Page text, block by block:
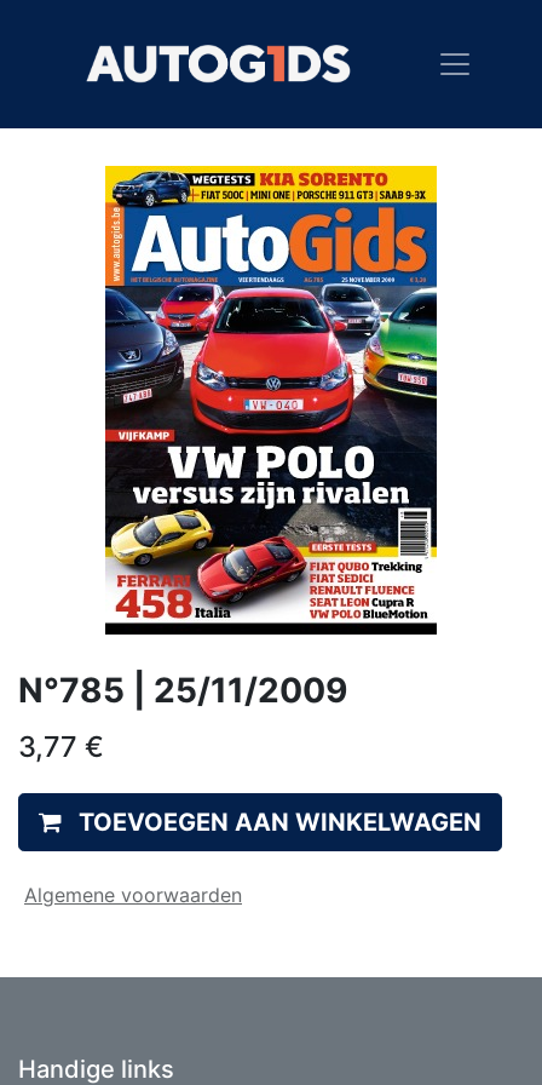
N°785 | 25/11/2009
3,77 €
TOEVOEGEN AAN WINKELWAGEN
Algemene voorwaarden
Handige links